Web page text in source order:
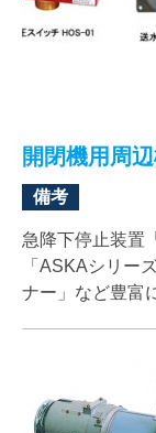
開閉機用周
備考
急降下停止装置
「ASKAシリー
ナー」など豊富